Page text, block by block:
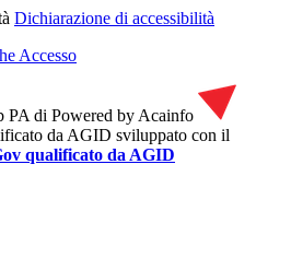
Dichiarazione di accessibilità
Accesso
PA di Powered by Acainfo
da AGID sviluppato con il
qualificato da AGID